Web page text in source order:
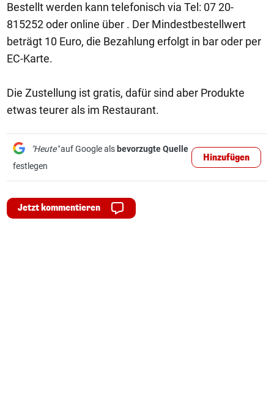
Bestellt werden kann telefonisch via Tel: 07 20-
815252 oder online über . Der Mindestbestellwert
beträgt 10 Euro, die Bezahlung erfolgt in bar oder per
EC-Karte.
Die Zustellung ist gratis, dafür sind aber Produkte
etwas teurer als im Restaurant.
"Heute"auf Google als bevorzugte Quelle
festlegen
Hinzufügen
Jetzt kommentieren